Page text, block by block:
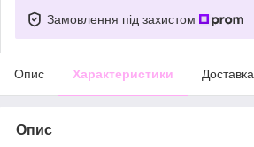
Замовлення під захистом
Опис Характеристики Доставка
Опис